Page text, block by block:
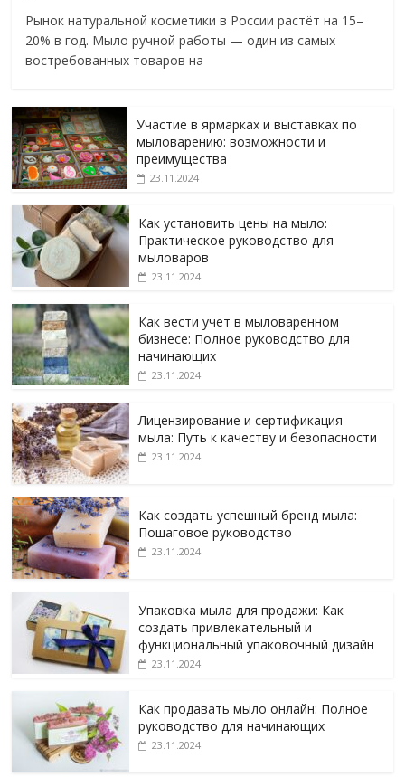
Рынок натуральной косметики в России растёт на 15–
20% в год. Мыло ручной работы — один из самых
востребованных товаров на
Участие в ярмарках и выставках по
мыловарению: возможности и
преимущества
23.11.2024
Как установить цены на мыло:
Практическое руководство для
мыловаров
23.11.2024
Как вести учет в мыловаренном
бизнесе: Полное руководство для
начинающих
23.11.2024
Лицензирование и сертификация
мыла: Путь к качеству и безопасности
23.11.2024
Как создать успешный бренд мыла:
Пошаговое руководство
23.11.2024
Упаковка мыла для продажи: Как
создать привлекательный и
функциональный упаковочный дизайн
23.11.2024
Как продавать мыло онлайн: Полное
руководство для начинающих
23.11.2024